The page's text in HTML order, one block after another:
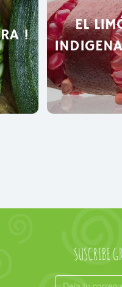
!
EL
SUSCRIBE